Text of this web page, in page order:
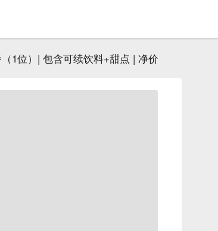
1位）| 包含可续饮料+甜点 | 净价